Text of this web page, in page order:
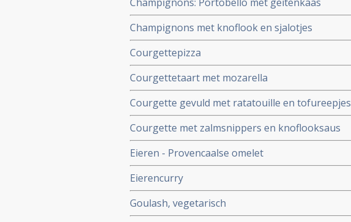
Champignons met knoflook en sjalotjes
Courgettepizza
Courgettetaart met mozarella
Courgette gevuld met ratatouille en tofureepjes
Courgette met zalmsnippers en knoflooksaus
Eieren - Provencaalse omelet
Eierencurry
Goulash, vegetarisch